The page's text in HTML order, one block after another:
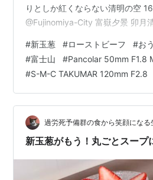
りとしか紅くならない清明の空
@Fujinomiya-City 富嶽夕景 卯月
新玉葱のローストビーフ巻 カモネ
誕生日には92歳となる母上は肉食
きどきこうしたローストビーフな
す。まあ様々な方々のご意見で
#新玉葱 #ローストビーフ #お
#富士山 #Pancolar 50mm F1.8
#S-M-C TAKUMAR 120mm F2.8
過労死予備群の食から笑顔になる
新玉葱がもう！丸ごとスープ